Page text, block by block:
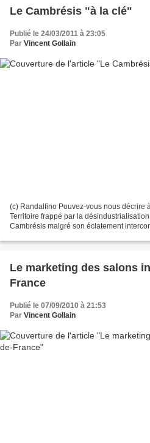
Le Cambrésis "à la clé"
Publié le 24/03/2011 à 23:05
Par Vincent Gollain
(c) Randalfino Pouvez-vous nous décrire
Territoire frappé par la
Cambrésis malgré son éclatement
Le marketing des salons
France
Publié le 07/09/2010 à 21:53
Par Vincent Gollain